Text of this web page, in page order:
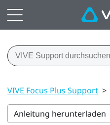
VIVE Focus Plus Support >
Anleitung herunterladen